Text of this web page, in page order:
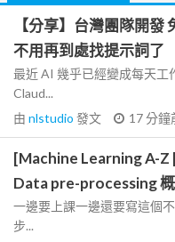
【分享】台灣團隊開
不用再到處找提示詞了
最近 AI 幾乎已經變成每天工
Claud...
由 nlstudio 發文 17 分鐘
[Machine Learning A-Z
Data pre-processing
一邊要上課一邊還要寫這個
步...